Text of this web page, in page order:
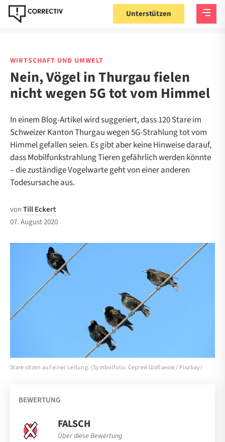
Unterstützen
WIRTSCHAFT UND UMWELT
Nein, Vögel in Thurgau fielen
nicht wegen 5G tot vom Himmel
In einem Blog-Artikel wird suggeriert, dass 120 Stare im
Schweizer Kanton Thurgau wegen 5G-Strahlung tot vom
Himmel gefallen seien. Es gibt aber keine Hinweise darauf,
dass Mobilfunkstrahlung Tieren gefährlich werden könnte
– die zuständige Vogelwarte geht von einer anderen
Todesursache aus.
vonTill Eckert
07. August 2020
Stare sitzen auf einer Leitung. (Symbolfoto: Сергей Шабанов / Pixabay)
BEWERTUNG
FALSCH
Über diese Bewertung